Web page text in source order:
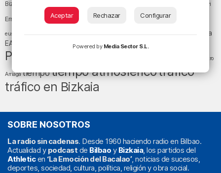
Bizkaia
Enkarterri
Ernesto Valverde Ertzaintza Euskadi (País Vasco)
euskera fiestas fútbol Gobierno vasco juanma jubera LaLiga LaLiga
EA Sports
música noticias Osakidetza
Política Teatro
Arriaga tiempotiempo atmosféricotráfico
tráfico en Bizkaia
SOBRE NOSOTROS
La radio sin cadenas. Desde 1960 haciendo radio en Bilbao.
Actualidad y podcast de Bilbao y Bizkaia, los partidos del
Athleticen ‘La Emoción del Bacalao’, noticias de sucesos,
deportes, sociedad, cultura, política, religión y obra social.
Aceptar Rechazar Configurar
Powered by Media Sector S.L.